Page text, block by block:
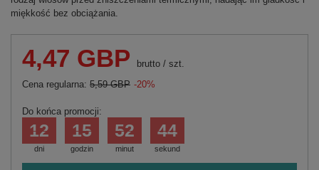
miękkość bez obciążania.
4,47 GBP brutto / szt.
Cena regularna: 5,59 GBP -20%
Do końca promocji:
dni
12
godzin
15
minut
52
sekund
44